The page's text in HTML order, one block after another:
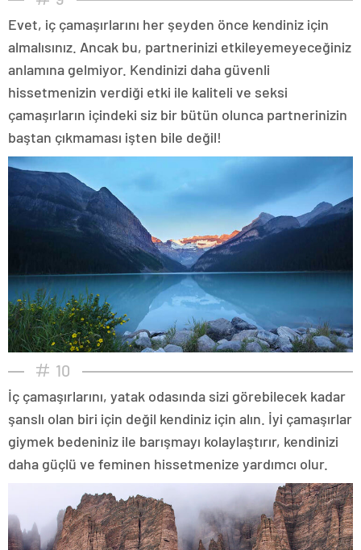
Evet, iç çamaşırlarını her şeyden önce kendiniz için
almalısınız. Ancak bu, partnerinizi etkileyemeyeceğiniz
anlamına gelmiyor. Kendinizi daha güvenli
hissetmenizin verdiği etki ile kaliteli ve seksi
çamaşırların içindeki siz bir bütün olunca partnerinizin
baştan çıkmaması işten bile değil!
10
İç çamaşırlarını, yatak odasında sizi görebilecek kadar
şanslı olan biri için değil kendiniz için alın. İyi çamaşırlar
giymek bedeniniz ile barışmayı kolaylaştırır, kendinizi
daha güçlü ve feminen hissetmenize yardımcı olur.